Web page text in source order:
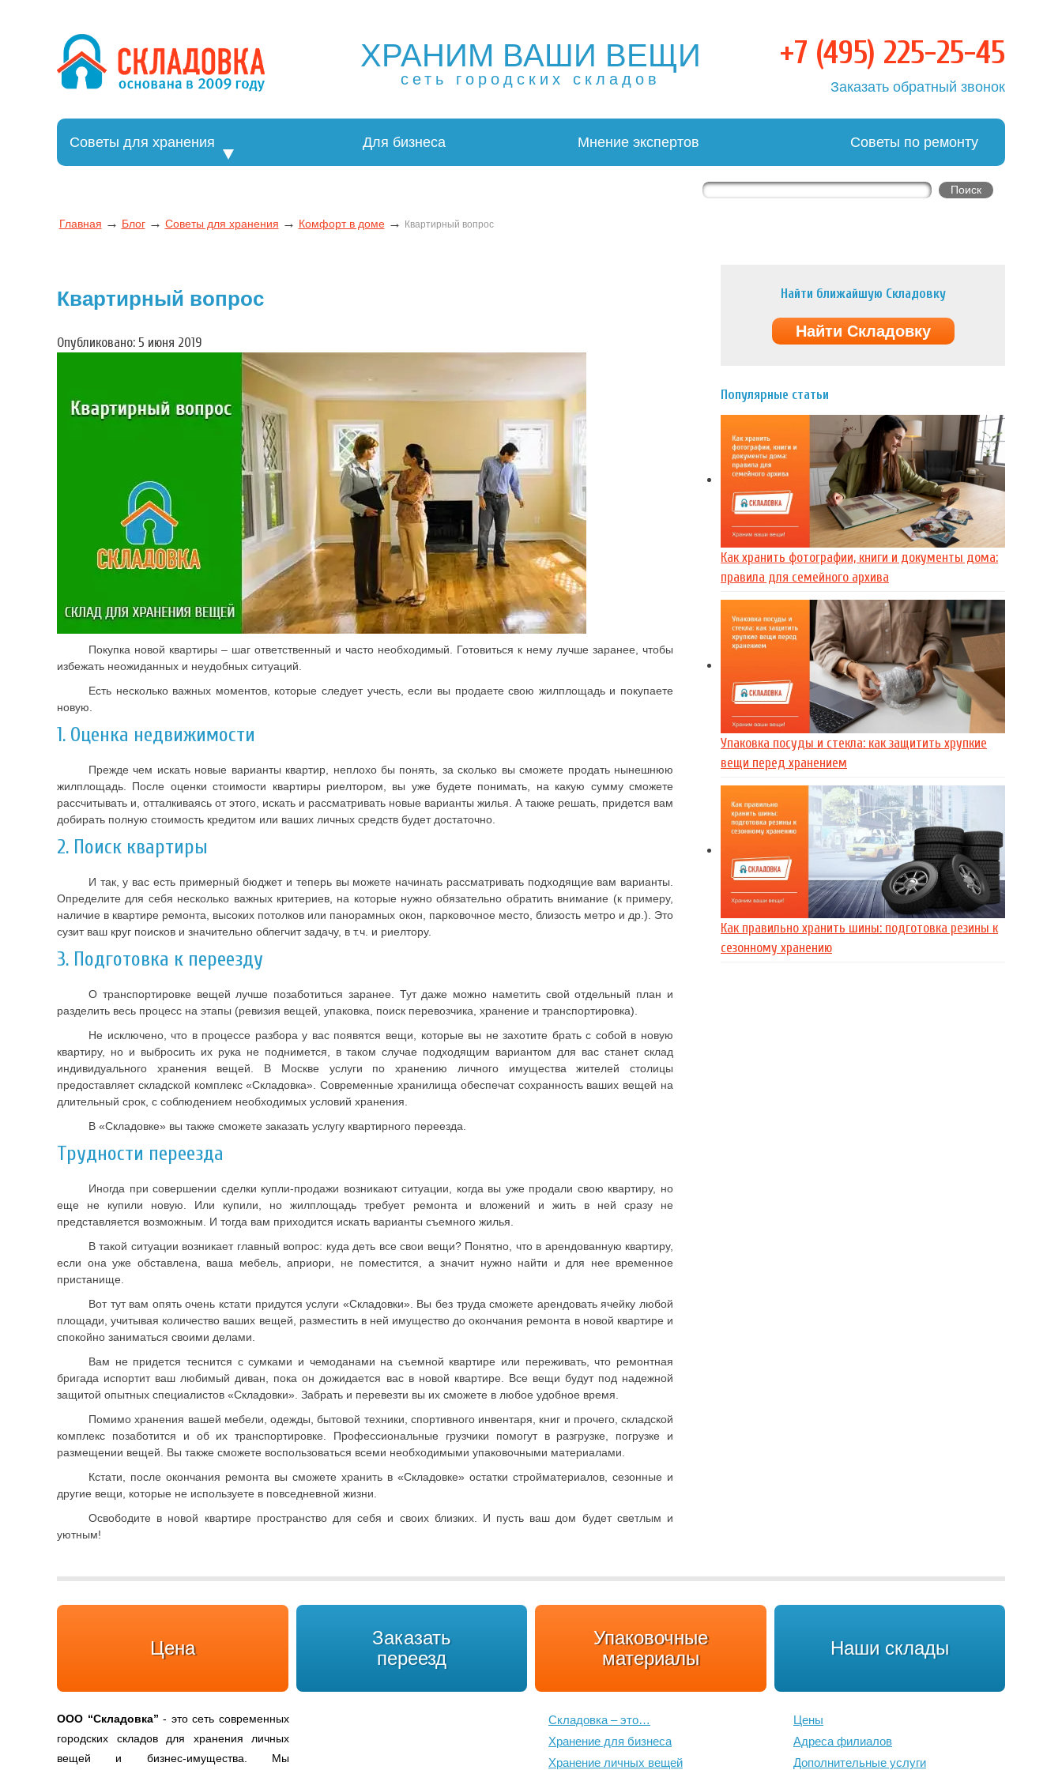
содержимому
Хранение вещей в Москве и МО. Склад временного хранения. Складовка
Хранение вещей в Москве и МО. Склад временного хранения. Складовка
ХРАНИМ ВАШИ ВЕЩИ
сеть городских складов
+7 (495) 225-25-45
Заказать обратный звонок
Советы для хранения Для бизнеса Мнение экспертов Советы по ремонту
Главная → Блог→ Советы для хранения → Комфорт в доме→ Квартирный вопрос
Квартирный вопрос
Опубликовано: 5 июня 2019
Покупка новой квартиры – шаг ответственный и часто необходимый. Готовиться к нему лучше заранее, чтобы
избежать неожиданных и неудобных ситуаций.
Есть несколько важных моментов, которые следует учесть, если вы продаете свою жилплощадь и покупаете
новую.
1. Оценка недвижимости
Прежде чем искать новые варианты квартир, неплохо бы понять, за сколько вы сможете продать нынешнюю
жилплощадь. После оценки стоимости квартиры риелтором, вы уже будете понимать, на какую сумму сможете
рассчитывать и, отталкиваясь от этого, искать и рассматривать новые варианты жилья. А также решать, придется вам
добирать полную стоимость кредитом или ваших личных средств будет достаточно.
2. Поиск квартиры
И так, у вас есть примерный бюджет и теперь вы можете начинать рассматривать подходящие вам варианты.
Определите для себя несколько важных критериев, на которые нужно обязательно обратить внимание (к примеру,
наличие в квартире ремонта, высоких потолков или панорамных окон, парковочное место, близость метро и др.). Это
сузит ваш круг поисков и значительно облегчит задачу, в т.ч. и риелтору.
3. Подготовка к переезду
О транспортировке вещей лучше позаботиться заранее. Тут даже можно наметить свой отдельный план и
разделить весь процесс на этапы (ревизия вещей, упаковка, поиск перевозчика, хранение и транспортировка).
Не исключено, что в процессе разбора у вас появятся вещи, которые вы не захотите брать с собой в новую
квартиру, но и выбросить их рука не поднимется, в таком случае подходящим вариантом для вас станет склад
индивидуального хранения вещей. В Москве услуги по хранению личного имущества жителей столицы
предоставляет складской комплекс «Складовка». Современные хранилища обеспечат сохранность ваших вещей на
длительный срок, с соблюдением необходимых условий хранения.
В «Складовке» вы также сможете заказать услугу квартирного переезда.
Трудности переезда
Иногда при совершении сделки купли-продажи возникают ситуации, когда вы уже продали свою квартиру, но
еще не купили новую. Или купили, но жилплощадь требует ремонта и вложений и жить в ней сразу не
представляется возможным. И тогда вам приходится искать варианты съемного жилья.
В такой ситуации возникает главный вопрос: куда деть все свои вещи? Понятно, что в арендованную квартиру,
если она уже обставлена, ваша мебель, априори, не поместится, а значит нужно найти и для нее временное
пристанище.
Вот тут вам опять очень кстати придутся услуги «Складовки». Вы без труда сможете арендовать ячейку любой
площади, учитывая количество ваших вещей, разместить в ней имущество до окончания ремонта в новой квартире и
спокойно заниматься своими делами.
Вам не придется теснится с сумками и чемоданами на съемной квартире или переживать, что ремонтная
бригада испортит ваш любимый диван, пока он дожидается вас в новой квартире. Все вещи будут под надежной
защитой опытных специалистов «Складовки». Забрать и перевезти вы их сможете в любое удобное время.
Помимо хранения вашей мебели, одежды, бытовой техники, спортивного инвентаря, книг и прочего, складской
комплекс позаботится и об их транспортировке. Профессиональные грузчики помогут в разгрузке, погрузке и
размещении вещей. Вы также сможете воспользоваться всеми необходимыми упаковочными материалами.
Кстати, после окончания ремонта вы сможете хранить в «Складовке» остатки стройматериалов, сезонные и
другие вещи, которые не используете в повседневной жизни.
Освободите в новой квартире пространство для себя и своих близких. И пусть ваш дом будет светлым и
уютным!
Найти ближайшую Складовку
Найти Складовку
Популярные статьи
Как хранить фотографии, книги и документы дома:
правила для семейного архива
Упаковка посуды и стекла: как защитить хрупкие
вещи перед хранением
Как правильно хранить шины: подготовка резины к
сезонному хранению
Цена
Заказать
переезд
Упаковочные
материалы
Наши склады
ООО “Складовка” - это сеть современных
городских складов для хранения личных
вещей и бизнес-имущества. Мы
Складовка – это…
Хранение для бизнеса
Хранение личных вещей
Цены
Адреса филиалов
Дополнительные услуги